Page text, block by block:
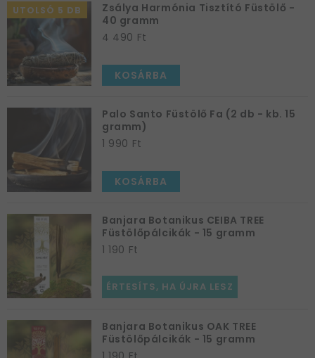
UTOLSÓ 5 DB
Zsálya Harmónia Tisztító Füstölő -
40 gramm
4 490 Ft
KOSÁRBA
Palo Santo Füstölő Fa (2 db - kb. 15
gramm)
1 990 Ft
KOSÁRBA
Banjara Botanikus CEIBA TREE
Füstölőpálcikák - 15 gramm
1 190 Ft
ÉRTESÍTS, HA ÚJRA LESZ
Banjara Botanikus OAK TREE
Füstölőpálcikák - 15 gramm